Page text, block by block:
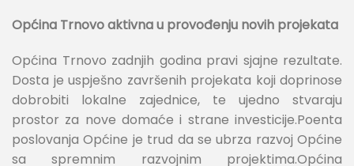
Općina Trnovo aktivna u provođenju novih projekata
Općina Trnovo zadnjih godina pravi sjajne rezultate.
Dosta je uspješno završenih projekata koji doprinose
dobrobiti lokalne zajednice, te ujedno stvaraju
prostor za nove domaće i strane investicije.Poenta
poslovanja Općine je trud da se ubrza razvoj Općine
sa spremnim razvojnim projektima.Općina